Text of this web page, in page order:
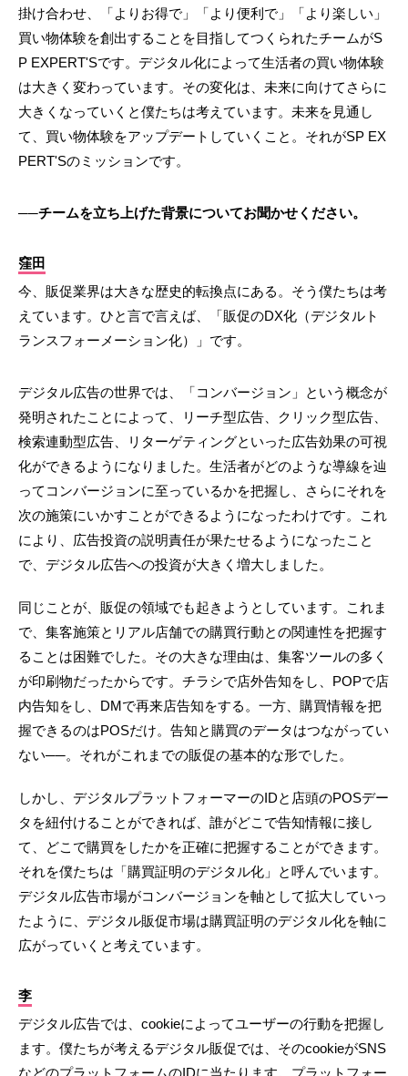
掛け合わせ、「よりお得で」「より便利で」「より楽しい」
買い物体験を創出することを目指してつくられたチームがS
P EXPERT'Sです。デジタル化によって生活者の買い物体験
は大きく変わっています。その変化は、未来に向けてさらに
大きくなっていくと僕たちは考えています。未来を見通し
て、買い物体験をアップデートしていくこと。それがSP EX
PERT'Sのミッションです。
──チームを立ち上げた背景についてお聞かせください。
窪田
今、販促業界は大きな歴史的転換点にある。そう僕たちは考
えています。ひと言で言えば、「販促のDX化（デジタルト
ランスフォーメーション化）」です。
デジタル広告の世界では、「コンバージョン」という概念が
発明されたことによって、リーチ型広告、クリック型広告、
検索連動型広告、リターゲティングといった広告効果の可視
化ができるようになりました。生活者がどのような導線を辿
ってコンバージョンに至っているかを把握し、さらにそれを
次の施策にいかすことができるようになったわけです。これ
により、広告投資の説明責任が果たせるようになったこと
で、デジタル広告への投資が大きく増大しました。
同じことが、販促の領域でも起きようとしています。これま
で、集客施策とリアル店舗での購買行動との関連性を把握す
ることは困難でした。その大きな理由は、集客ツールの多く
が印刷物だったからです。チラシで店外告知をし、POPで店
内告知をし、DMで再来店告知をする。一方、購買情報を把
握できるのはPOSだけ。告知と購買のデータはつながってい
ない──。それがこれまでの販促の基本的な形でした。
しかし、デジタルプラットフォーマーのIDと店頭のPOSデー
タを紐付けることができれば、誰がどこで告知情報に接し
て、どこで購買をしたかを正確に把握することができます。
それを僕たちは「購買証明のデジタル化」と呼んでいます。
デジタル広告市場がコンバージョンを軸として拡大していっ
たように、デジタル販促市場は購買証明のデジタル化を軸に
広がっていくと考えています。
李
デジタル広告では、cookieによってユーザーの行動を把握し
ます。僕たちが考えるデジタル販促では、そのcookieがSNS